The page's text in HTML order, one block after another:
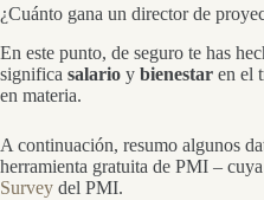
¿Cuánto gana un director de
En este punto, de seguro te has
significa salario y bienestar en el
en materia.
A continuación, resumo algunos
herramienta gratuita de PMI –
Survey del PMI.